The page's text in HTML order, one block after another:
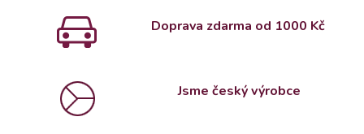
Doprava zdarma od 1000 Kč
Jsme český výrobce